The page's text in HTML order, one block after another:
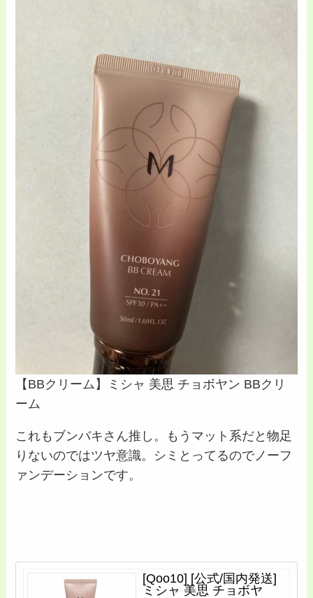
【BBクリーム】ミシャ 美思 チョボヤン BBクリ
ーム
これもブンバキさん推し。もうマット系だと物足
りないのではツヤ意識。シミとってるのでノーフ
ァンデーションです。
[Qoo10] [公式/国内発送]
ミシャ 美思 チョボヤ